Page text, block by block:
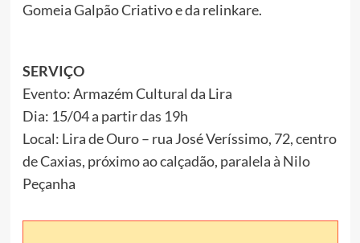
Gomeia Galpão Criativo e da relinkare.
SERVIÇO
Evento: Armazém Cultural da Lira
Dia: 15/04 a partir das 19h
Local: Lira de Ouro – rua José Veríssimo, 72, centro
de Caxias, próximo ao calçadão, paralela à Nilo
Peçanha